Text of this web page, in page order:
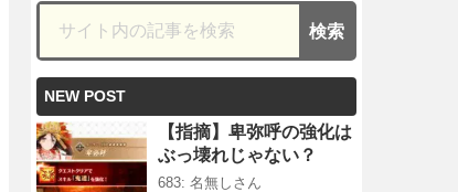
NEW POST
【指摘】卑弥呼の強化は
ぶっ壊れじゃない？
683: 名無しさん